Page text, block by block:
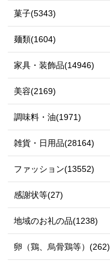
菓子(5343)
麺類(1604)
家具・装飾品(14946)
美容(2169)
調味料・油(1971)
雑貨・日用品(28164)
ファッション(13552)
感謝状等(27)
地域のお礼の品(1238)
卵（鶏、烏骨鶏等）(262)